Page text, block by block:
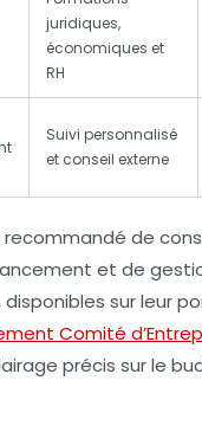
juridiques,
économiques et
RH
Suivi personnalisé
et conseil externe
de
et de
disponibles sur leur
Comité
précis sur le